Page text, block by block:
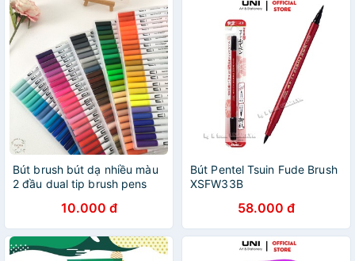
Bút brush bút dạ nhiều màu
2 đầu dual tip brush pens
10.000 đ
Bút Pentel Tsuin Fude Brush
XSFW33B
58.000 đ